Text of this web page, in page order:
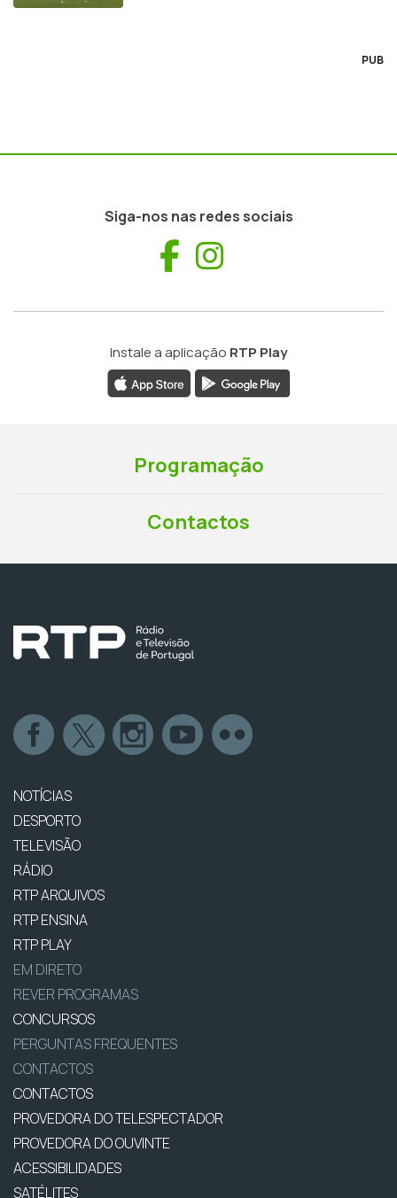
PUB
Siga-nos nas redes sociais
Facebook
Instale a aplicação RTP Play
Programação
Contactos
NOTÍCIAS
DESPORTO
TELEVISÃO
RÁDIO
RTP ARQUIVOS
RTP ENSINA
RTP PLAY
EM DIRETO
REVER PROGRAMAS
CONCURSOS
PERGUNTAS FREQUENTES
CONTACTOS
CONTACTOS
PROVEDORA DO TELESPECTADOR
PROVEDORA DO OUVINTE
ACESSIBILIDADES
SATÉLITES